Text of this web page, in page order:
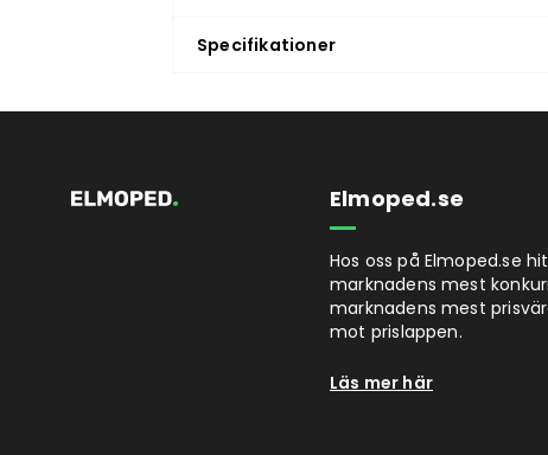
Specifikationer
Elmoped.se
Hos oss på Elmoped.se
marknadens mest
marknadens mest
mot prislappen.
Läs mer här